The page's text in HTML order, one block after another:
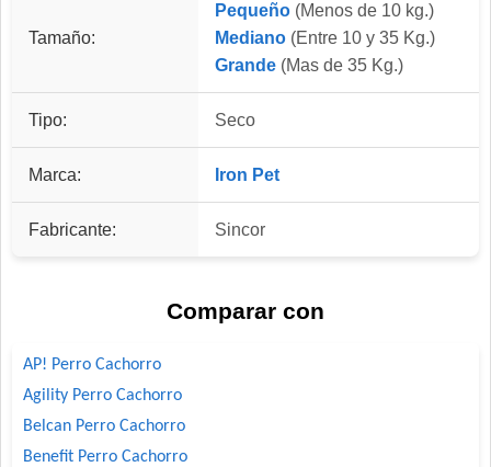
Tamaño:
Pequeño (Menos de 10 kg.)
Mediano (Entre 10 y 35 Kg.)
Grande (Mas de 35 Kg.)
Tipo: Seco
Marca: Iron Pet
Fabricante: Sincor
Comparar con
AP! Perro Cachorro
Agility Perro Cachorro
Belcan Perro Cachorro
Benefit Perro Cachorro